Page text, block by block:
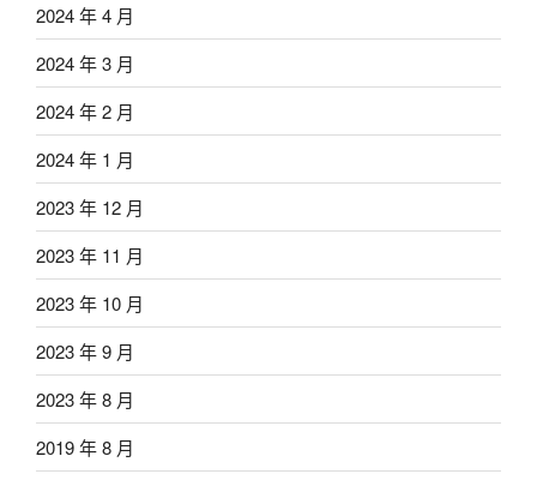
2024 年 4 月
2024 年 3 月
2024 年 2 月
2024 年 1 月
2023 年 12 月
2023 年 11 月
2023 年 10 月
2023 年 9 月
2023 年 8 月
2019 年 8 月